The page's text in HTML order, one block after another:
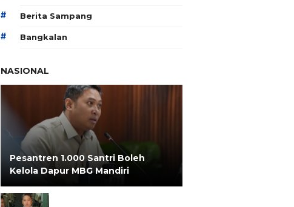
# Berita Sampang
# Bangkalan
NASIONAL
Pesantren 1.000 Santri Boleh
Kelola Dapur MBG Mandiri